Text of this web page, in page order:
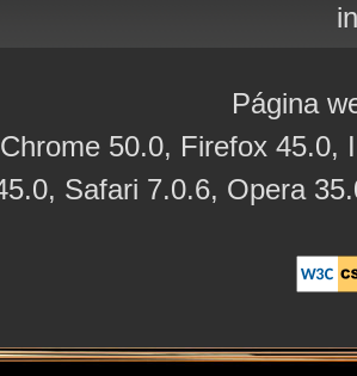
Página
Chrome 50.0, Firefox 45.0,
Safari 7.0.6, Opera